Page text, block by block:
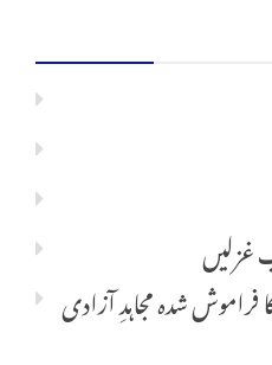
غزلیں
فراموش شدہ مجاہدِ آزادی